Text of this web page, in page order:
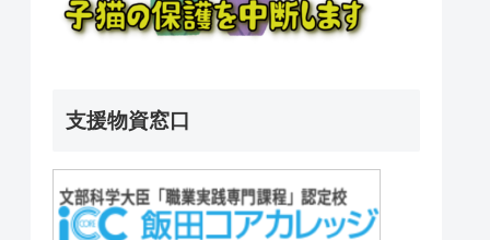
支援物資窓口